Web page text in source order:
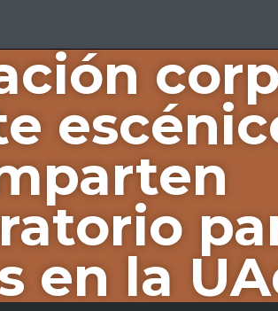
en la